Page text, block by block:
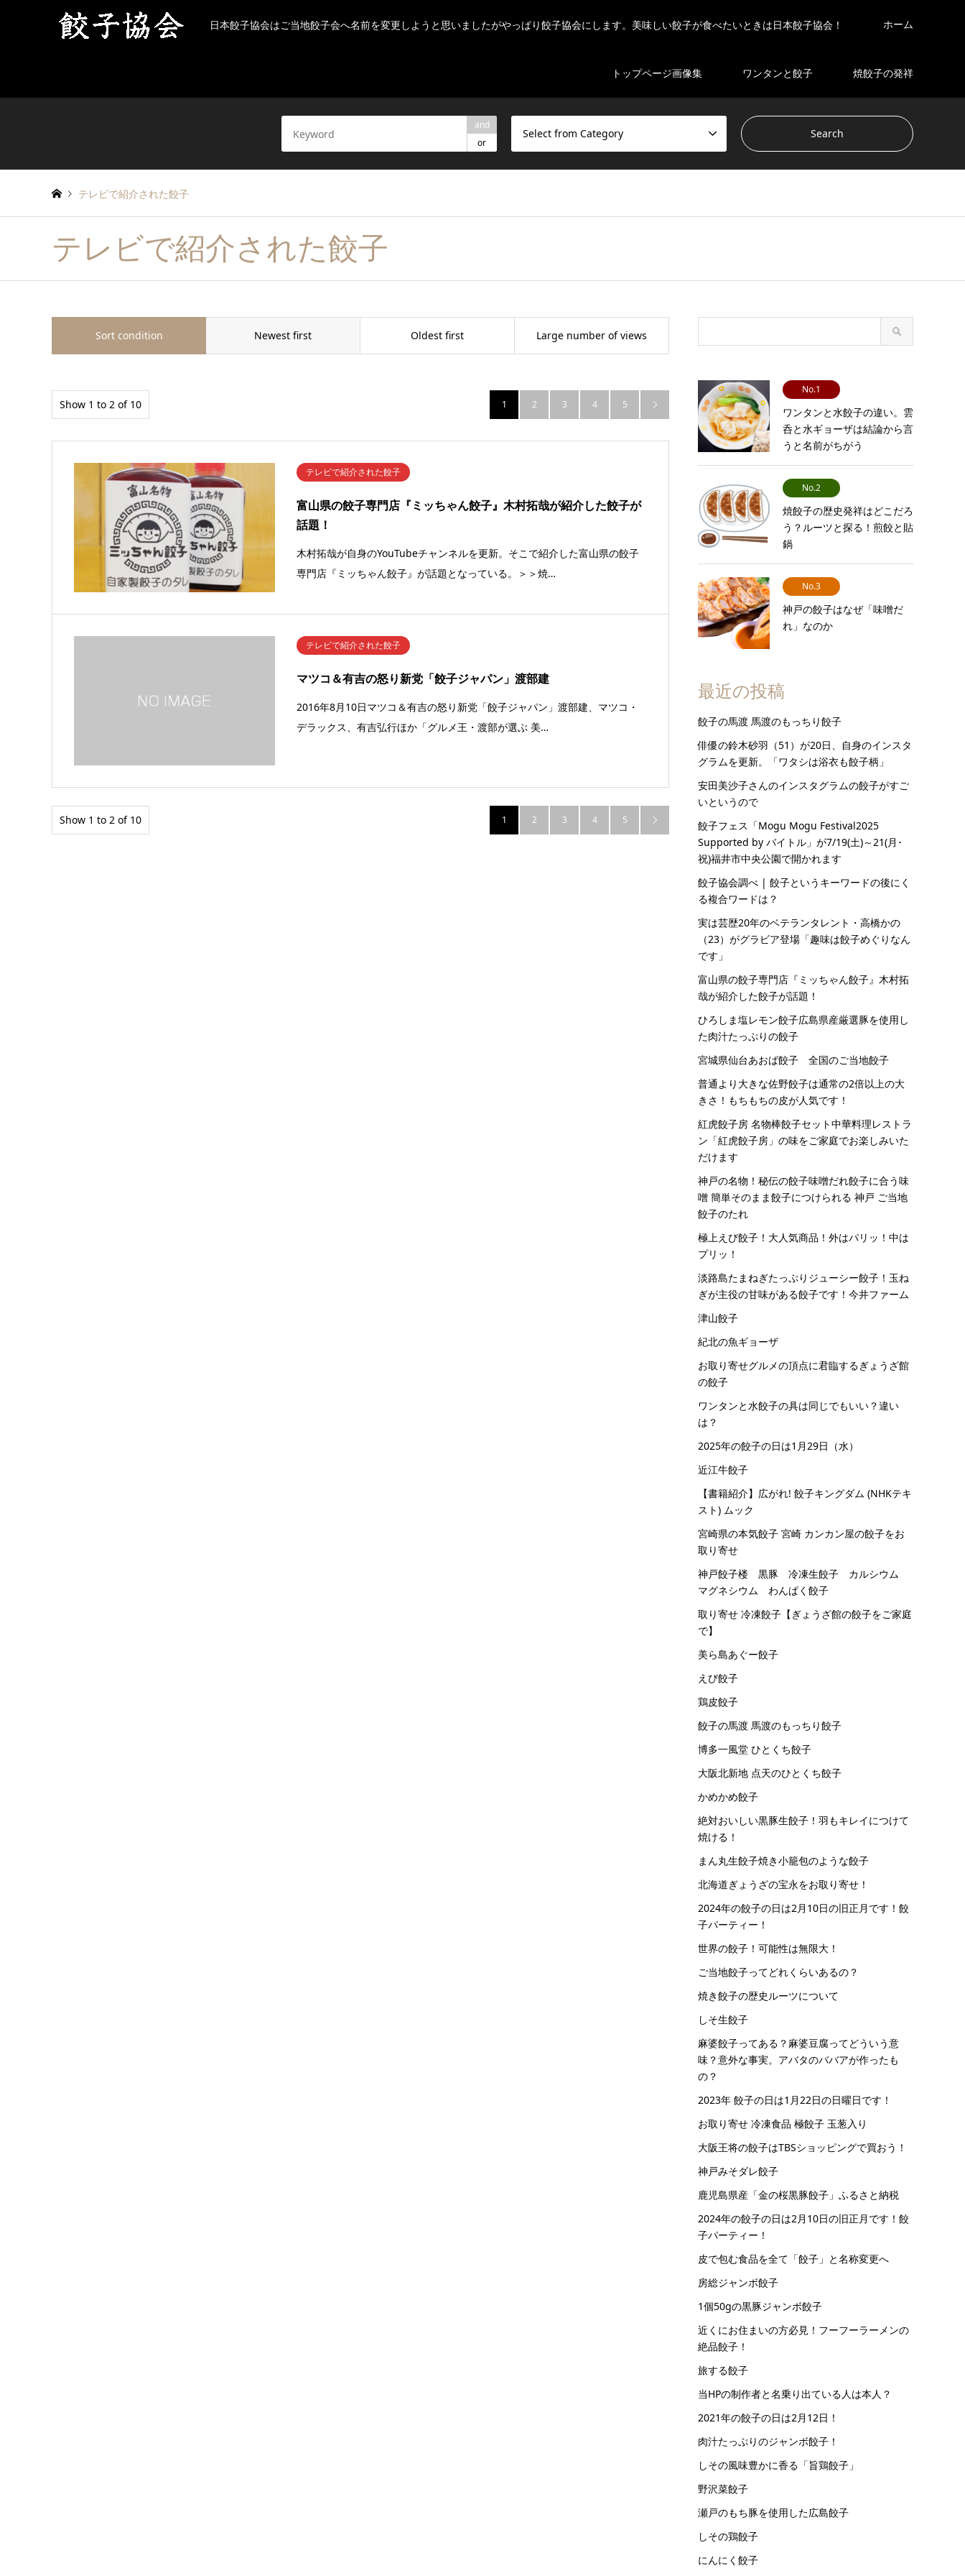
日本餃子協会はご当地餃子会へ名前を変更しようと思いましたがやっぱり餃子協会にします。美味しい餃子が食べたいときは日本餃子協会！ ホーム
トップページ画像集 ワンタンと餃子 焼餃子の発祥
and
or
Select from Category
テレビで紹介された餃子
テレビで紹介された餃子
Sort condition Newest first Oldest first Large number of views
Show 1 to 2 of 10 1 2 3 4 5 
テレビで紹介された餃子
富山県の餃子専門店『ミッちゃん餃子』木村拓哉が紹介した餃子が
話題！
木村拓哉が自身のYouTubeチャンネルを更新。そこで紹介した富山県の餃子
専門店『ミッちゃん餃子』が話題となっている。＞＞焼…
テレビで紹介された餃子
マツコ＆有吉の怒り新党「餃子ジャパン」渡部建
2016年8月10日マツコ＆有吉の怒り新党「餃子ジャパン」渡部建、マツコ・
デラックス、有吉弘行ほか「グルメ王・渡部が選ぶ 美…
Show 1 to 2 of 10 1 2 3 4 5 
No.1
ワンタンと水餃子の違い。雲
呑と水ギョーザは結論から言
うと名前がちがう
No.2
焼餃子の歴史発祥はどこだろ
う？ルーツと探る！煎餃と貼
鍋
No.3
神戸の餃子はなぜ「味噌だ
れ」なのか
最近の投稿
餃子の馬渡 馬渡のもっちり餃子
俳優の鈴木砂羽（51）が20日、自身のインスタ
グラムを更新。「ワタシは浴衣も餃子柄」
安田美沙子さんのインスタグラムの餃子がすご
いというので
餃子フェス「Mogu Mogu Festival2025
Supported by バイトル」が7/19(土)～21(月･
祝)福井市中央公園で開かれます
餃子協会調べ | 餃子というキーワードの後にく
る複合ワードは？
実は芸歴20年のベテランタレント・高橋かの
（23）がグラビア登場「趣味は餃子めぐりなん
です」
富山県の餃子専門店『ミッちゃん餃子』木村拓
哉が紹介した餃子が話題！
ひろしま塩レモン餃子広島県産厳選豚を使用し
た肉汁たっぷりの餃子
宮城県仙台あおば餃子 全国のご当地餃子
普通より大きな佐野餃子は通常の2倍以上の大
きさ！もちもちの皮が人気です！
紅虎餃子房 名物棒餃子セット中華料理レストラ
ン「紅虎餃子房」の味をご家庭でお楽しみいた
だけます
神戸の名物！秘伝の餃子味噌だれ餃子に合う味
噌 簡単そのまま餃子につけられる 神戸 ご当地
餃子のたれ
極上えび餃子！大人気商品！外はパリッ！中は
プリッ！
淡路島たまねぎたっぷりジューシー餃子！玉ね
ぎが主役の甘味がある餃子です！今井ファーム
津山餃子
紀北の魚ギョーザ
お取り寄せグルメの頂点に君臨するぎょうざ館
の餃子
ワンタンと水餃子の具は同じでもいい？違い
は？
2025年の餃子の日は1月29日（水）
近江牛餃子
【書籍紹介】広がれ! 餃子キングダム (NHKテキ
スト) ムック
宮崎県の本気餃子 宮崎 カンカン屋の餃子をお
取り寄せ
神戸餃子楼 黒豚 冷凍生餃子 カルシウム
マグネシウム わんぱく餃子
取り寄せ 冷凍餃子【ぎょうざ館の餃子をご家庭
で】
美ら島あぐー餃子
えび餃子
鶏皮餃子
餃子の馬渡 馬渡のもっちり餃子
博多一風堂 ひとくち餃子
大阪北新地 点天のひとくち餃子
かめかめ餃子
絶対おいしい黒豚生餃子！羽もキレイにつけて
焼ける！
まん丸生餃子焼き小籠包のような餃子
北海道ぎょうざの宝永をお取り寄せ！
2024年の餃子の日は2月10日の旧正月です！餃
子パーティー！
世界の餃子！可能性は無限大！
ご当地餃子ってどれくらいあるの？
焼き餃子の歴史ルーツについて
しそ生餃子
麻婆餃子ってある？麻婆豆腐ってどういう意
味？意外な事実。アバタのババアが作ったも
の？
2023年 餃子の日は1月22日の日曜日です！
お取り寄せ 冷凍食品 極餃子 玉葱入り
大阪王将の餃子はTBSショッピングで買おう！
神戸みそダレ餃子
鹿児島県産「金の桜黒豚餃子」ふるさと納税
2024年の餃子の日は2月10日の旧正月です！餃
子パーティー！
皮で包む食品を全て「餃子」と名称変更へ
房総ジャンボ餃子
1個50gの黒豚ジャンボ餃子
近くにお住まいの方必見！フーフーラーメンの
絶品餃子！
旅する餃子
当HPの制作者と名乗り出ている人は本人？
2021年の餃子の日は2月12日！
肉汁たっぷりのジャンボ餃子！
しその風味豊かに香る「旨鶏餃子」
野沢菜餃子
瀬戸のもち豚を使用した広島餃子
しその鶏餃子
にんにく餃子